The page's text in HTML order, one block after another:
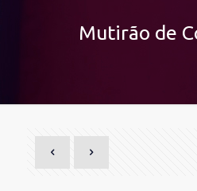
Mutirão de